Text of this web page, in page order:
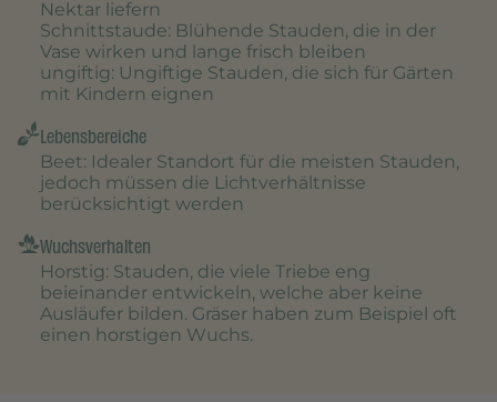
Nektar liefern
Schnittstaude: Blühende Stauden, die in der
Vase wirken und lange frisch bleiben
ungiftig: Ungiftige Stauden, die sich für Gärten
mit Kindern eignen
Lebensbereiche
Beet: Idealer Standort für die meisten Stauden,
jedoch müssen die Lichtverhältnisse
berücksichtigt werden
Wuchsverhalten
Horstig: Stauden, die viele Triebe eng
beieinander entwickeln, welche aber keine
Ausläufer bilden. Gräser haben zum Beispiel oft
einen horstigen Wuchs.